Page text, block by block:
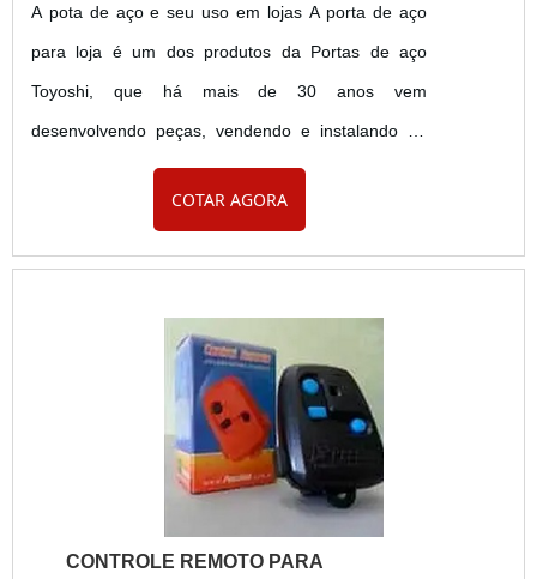
A pota de aço e seu uso em lojas A porta de aço
para loja é um dos produtos da Portas de aço
Toyoshi, que há mais de 30 anos vem
desenvolvendo peças, vendendo e instalando ao
longo desses anos, adquirindo cada vez mais
experiência e conhecimento para melhor atender. A
industrias), pode também ser no....
COTAR AGORA
CONTROLE REMOTO PARA